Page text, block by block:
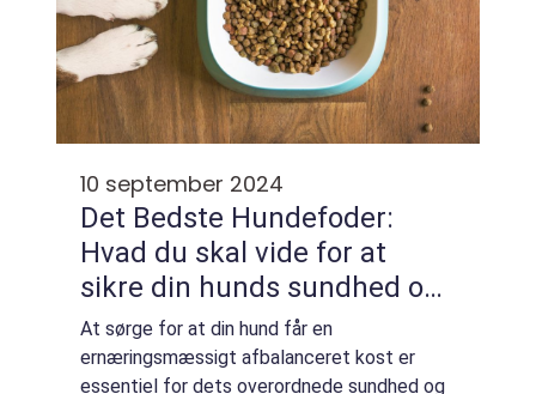
10 september 2024
Det Bedste Hundefoder:
Hvad du skal vide for at
sikre din hunds sundhed og
trivsel
At sørge for at din hund får en
ernæringsmæssigt afbalanceret kost er
essentiel for dets overordnede sundhed og